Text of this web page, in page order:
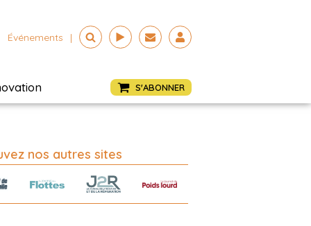
Événements |
S'ABONNER
nos autres sites